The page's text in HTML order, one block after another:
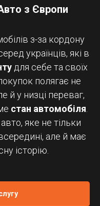
з Європи
з-за кордону
українців, які в
для себе та своїх
полягає не
й у низці переваг,
стан автомобіля
яке не тільки
але й має
історію.